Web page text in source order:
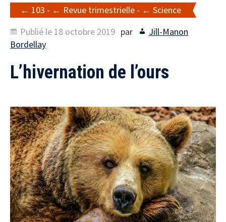
103 - Revue trimestrielle -
Science
Publié le 18 octobre 2019 par
Jill-Manon
Bordellay
L’hivernation de l’ours